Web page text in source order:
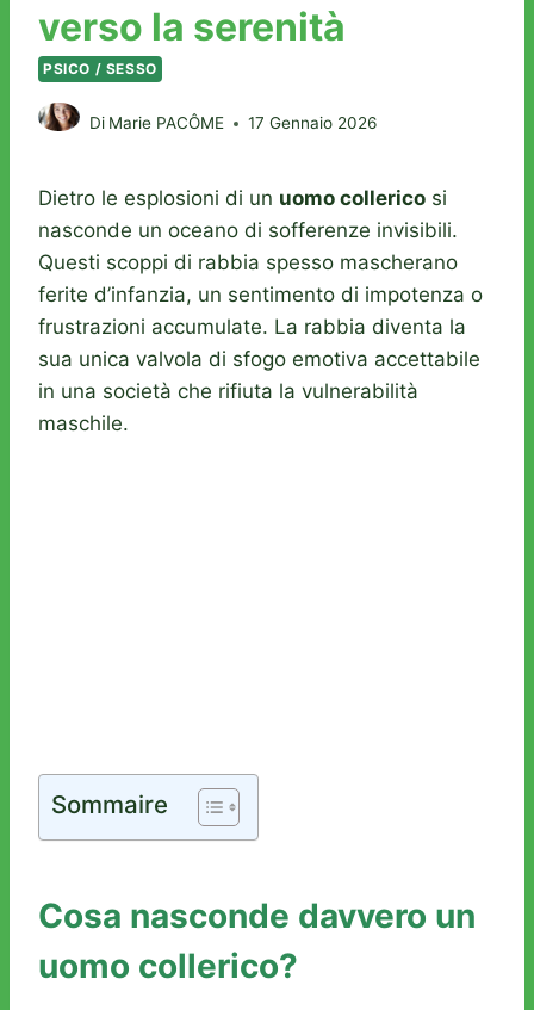
verso la serenità
PSICO / SESSO
Di Marie PACÔME 17 Gennaio 2026
Dietro le esplosioni di un uomo collerico si
nasconde un oceano di sofferenze invisibili.
Questi scoppi di rabbia spesso mascherano
ferite d’infanzia, un sentimento di impotenza o
frustrazioni accumulate. La rabbia diventa la
sua unica valvola di sfogo emotiva accettabile
in una società che rifiuta la vulnerabilità
maschile.
Sommaire
Cosa nasconde davvero un
uomo collerico?